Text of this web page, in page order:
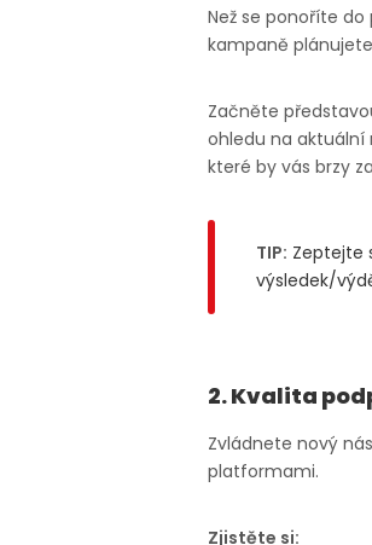
Než se ponoříte
kampaně
Začněte
ohledu na
které by vás brzy
TIP: Zeptejte
výsledek/
2. Kvalita
Zvládnete nový
platformami.
Zjistěte si: